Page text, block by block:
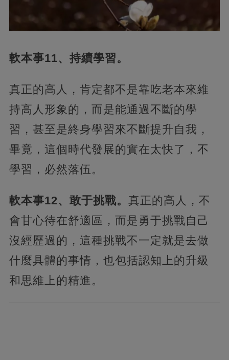
軟本事11、持續學習。
真正的高人，肯定都不是靠吃老本來維
持高人形象的，而是能通過不斷的學
習，甚至是終身學習來不斷提升自我，
畢竟，這個時代發展的實在太快了，不
學習，必然落伍。
軟本事12、敢于挑戰。 真正的高人，不
會甘心待在舒適區，而是勇于挑戰自己
沒經歷過的，這種挑戰不一定就是去做
什麼具體的事情，也包括認知上的升級
和思維上的精進。